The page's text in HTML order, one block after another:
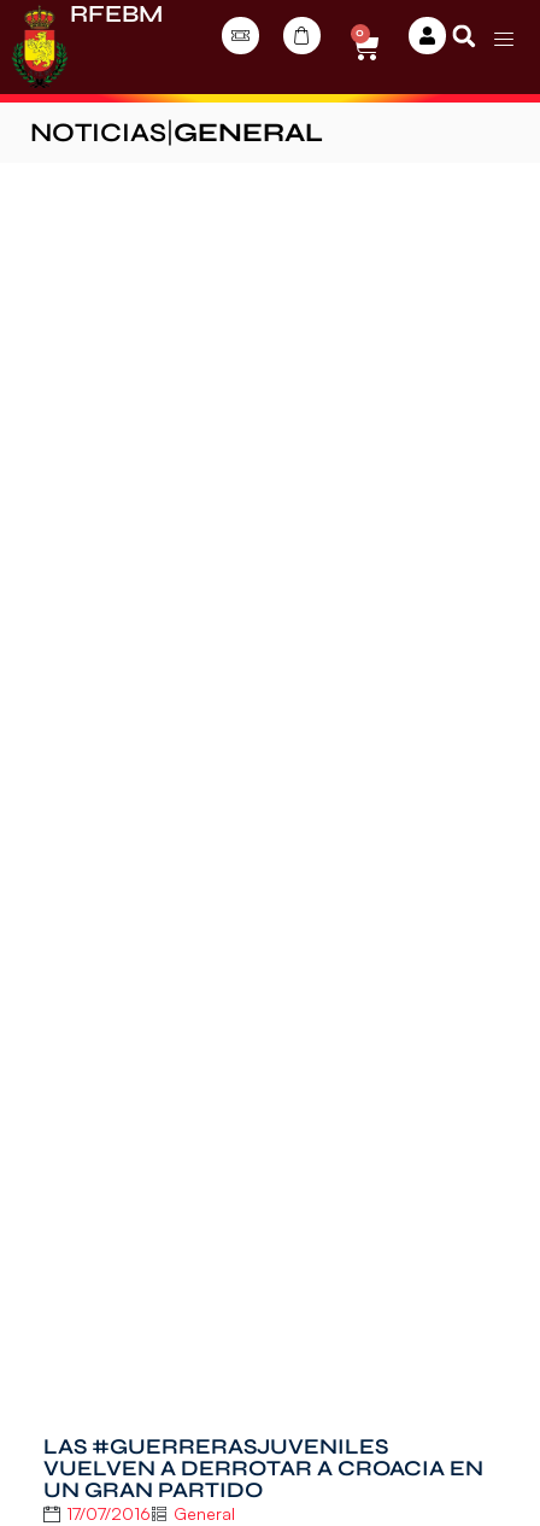
RFEBM
0
NOTICIAS GENERAL
LAS #GUERRERASJUVENILES
VUELVEN A DERROTAR A CROACIA EN
UN GRAN PARTIDO
17/07/2016 General